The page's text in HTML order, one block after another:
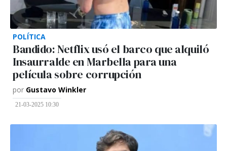
POLÍTICA
Bandido: Netflix usó el barco que alquiló
Insaurralde en Marbella para una
película sobre corrupción
por Gustavo Winkler
21-03-2025 10:30